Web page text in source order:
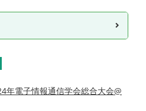
年電子情報通信学会総合大会@